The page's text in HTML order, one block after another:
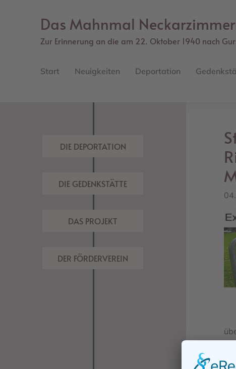
Das Mahnmal
Zur Erinnerung an die am 22. Oktober 1940 nach
navigation
Start Neuigkeiten Deportation
DIE DEPORTATION
DIE GEDENKSTÄTTE
DAS PROJEKT
DER FÖRDERVEREIN